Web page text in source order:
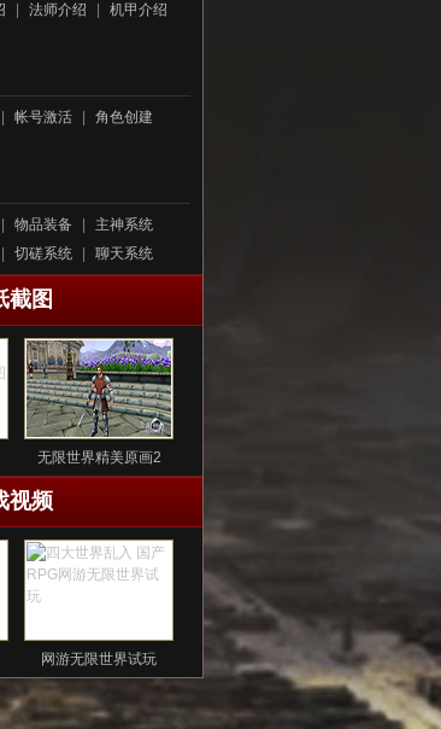
法师介绍 机甲介绍
帐号激活
角色创建
物品装备
主神系统
切磋系统 聊天系统
截图
无限世界精美原画2
视频
网游无限世界试玩